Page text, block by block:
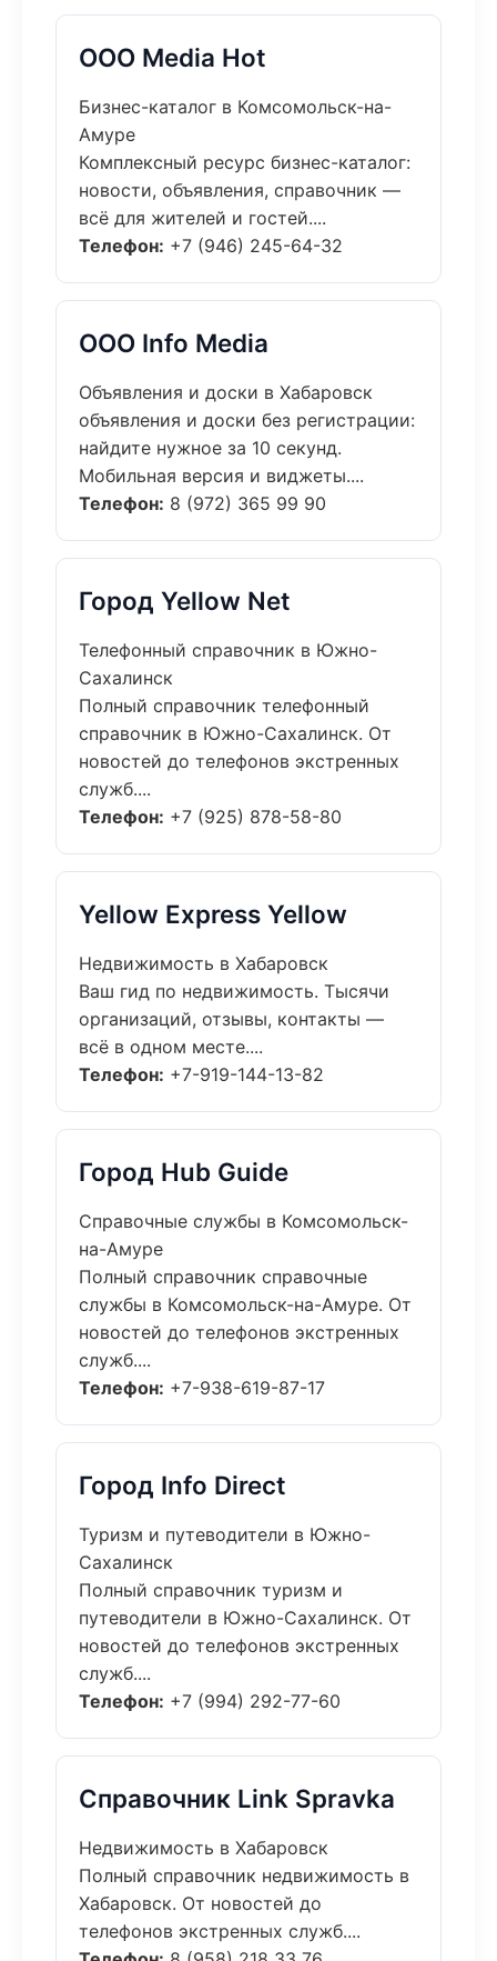
ООО Media Hot
Бизнес-каталог в Комсомольск-на-
Амуре
Комплексный ресурс бизнес-каталог:
новости, объявления, справочник —
всё для жителей и гостей....
Телефон: +7 (946) 245-64-32
ООО Info Media
Объявления и доски в Хабаровск
объявления и доски без регистрации:
найдите нужное за 10 секунд.
Мобильная версия и виджеты....
Телефон: 8 (972) 365 99 90
Город Yellow Net
Телефонный справочник в Южно-
Сахалинск
Полный справочник телефонный
справочник в Южно-Сахалинск. От
новостей до телефонов экстренных
служб....
Телефон: +7 (925) 878-58-80
Yellow Express Yellow
Недвижимость в Хабаровск
Ваш гид по недвижимость. Тысячи
организаций, отзывы, контакты —
всё в одном месте....
Телефон: +7-919-144-13-82
Город Hub Guide
Справочные службы в Комсомольск-
на-Амуре
Полный справочник справочные
службы в Комсомольск-на-Амуре. От
новостей до телефонов экстренных
служб....
Телефон: +7-938-619-87-17
Город Info Direct
Туризм и путеводители в Южно-
Сахалинск
Полный справочник туризм и
путеводители в Южно-Сахалинск. От
новостей до телефонов экстренных
служб....
Телефон: +7 (994) 292-77-60
Справочник Link Spravka
Недвижимость в Хабаровск
Полный справочник недвижимость в
Хабаровск. От новостей до
телефонов экстренных служб....